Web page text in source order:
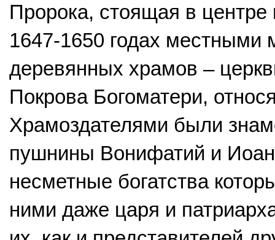
Пророка, стоящая в
1647-1650 годах местными
деревянных храмов –
Покрова Богоматери,
Храмоздателями были
пушнины Вонифатий и
несметные богатства
ними даже царя и